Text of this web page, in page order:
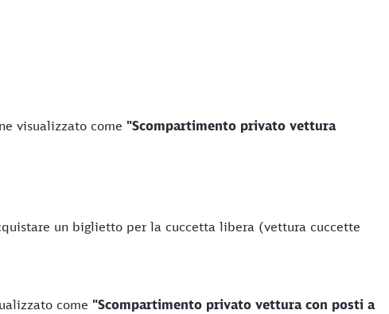
visualizzato come "Scompartimento privato vettura
un biglietto per la cuccetta libera (vettura cuccette
come "Scompartimento privato vettura con posti a